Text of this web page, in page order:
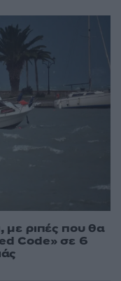
με ριπές που θα
Code» σε 6